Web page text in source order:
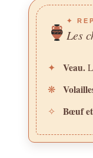
✦
Les
✦ Veau.
❋
✧
Bœuf